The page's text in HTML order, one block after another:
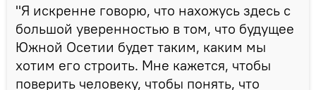
"Я искренне говорю, что нахожусь здесь с
большой уверенностью в том, что будущее
Южной Осетии будет таким, каким мы
хотим его строить. Мне кажется, чтобы
поверить человеку, чтобы понять, что